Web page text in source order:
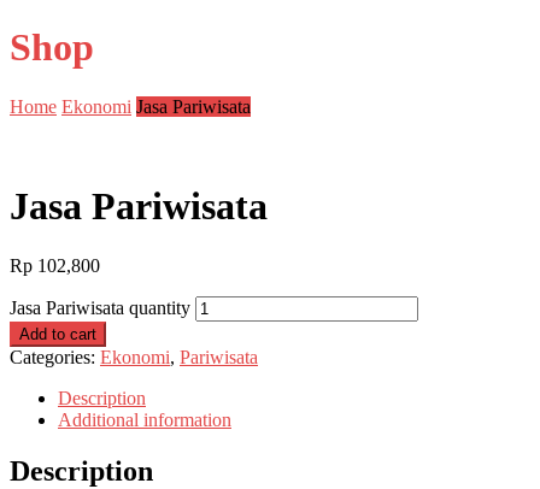
Shop
Home Ekonomi Jasa Pariwisata
Jasa Pariwisata
Rp 102,800
Jasa Pariwisata quantity
Add to cart
Categories: Ekonomi, Pariwisata
Description
Additional information
Description